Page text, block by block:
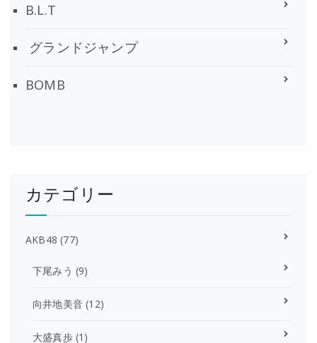
B.L.T
グランドジャンプ
BOMB
カテゴリー
AKB48 (77)
下尾みう (9)
向井地美音 (12)
大盛真歩(1)